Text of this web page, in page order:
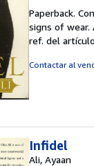
Paperback.
signs of
ref. del
Contactar al
Infidel
Ali, Ayaan